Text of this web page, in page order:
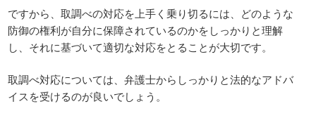
ですから、取調べの対応を上手く乗り切るには、どのような
防御の権利が自分に保障されているのかをしっかりと理解
し、それに基づいて適切な対応をとることが大切です。
取調べ対応については、弁護士からしっかりと法的なアドバ
イスを受けるのが良いでしょう。